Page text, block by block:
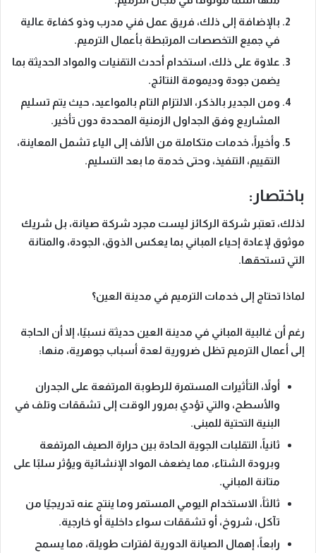
بالإضافة إلى ذلك، فريق عمل فني مدرب وذو كفاءة عالية
في جميع التخصصات المرتبطة بأعمال الترميم.
علاوة على ذلك، استخدام أحدث التقنيات والمواد الحديثة بما
يضمن جودة وديمومة النتائج.
ومن الجدير بالذكر، الالتزام التام بالمواعيد، حيث يتم تسليم
المشاريع وفق الجداول الزمنية المحددة دون تأخير.
وأخيراً، خدمات متكاملة من الألف إلى الياء تشمل المعاينة،
التقييم، التنفيذ، وحتى خدمة ما بعد التسليم.
باختصار:
لذلك، تعتبر شركة الركائز ليست مجرد شركة صيانة، بل شريك
موثوق لإعادة إحياء المباني بما يعكس الذوق، الجودة، والمتانة
التي تستحقها.
لماذا تحتاج إلى خدمات الترميم في مدينة العين؟
رغم أن غالبية المباني في مدينة العين حديثة نسبيًا، إلا أن الحاجة
إلى أعمال الترميم تظل ضرورية لعدة أسباب جوهرية، منها:
أولاً، التأثيرات المستمرة للرطوبة المرتفعة على الجدران
والأسطح، والتي تؤدي بمرور الوقت إلى تشققات وتلف في
البنية التحتية للمبنى.
ثانياً، التقلبات الجوية الحادة بين حرارة الصيف المرتفعة
وبرودة الشتاء، مما يضعف المواد الإنشائية ويؤثر سلبًا على
متانة المباني.
ثالثاً، الاستخدام اليومي المستمر وما ينتج عنه تدريجيًا من
تآكل، شروخ، أو تشققات سواء داخلية أو خارجية.
رابعاً، إهمال الصيانة الدورية لفترات طويلة، مما يسمح